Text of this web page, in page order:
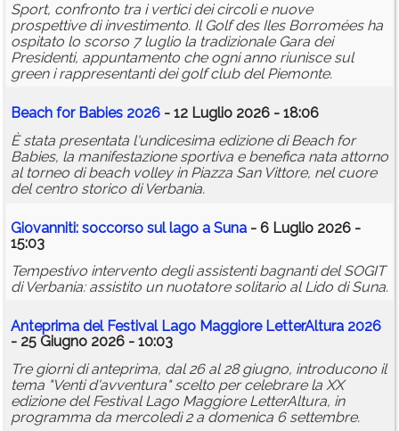
Sport, confronto tra i vertici dei circoli e nuove
prospettive di investimento. Il Golf des Iles Borromées ha
ospitato lo scorso 7 luglio la tradizionale Gara dei
Presidenti, appuntamento che ogni anno riunisce sul
green i rappresentanti dei golf club del Piemonte.
Beach for Babies 2026 - 12 Luglio 2026 - 18:06
È stata presentata l'undicesima edizione di Beach for
Babies, la manifestazione sportiva e benefica nata attorno
al torneo di beach volley in Piazza San Vittore, nel cuore
del centro storico di Verbania.
Giovanniti: soccorso sul lago a Suna - 6 Luglio 2026 -
15:03
Tempestivo intervento degli assistenti bagnanti del SOGIT
di Verbania: assistito un nuotatore solitario al Lido di Suna.
Anteprima del Festival Lago Maggiore LetterAltura 2026
- 25 Giugno 2026 - 10:03
Tre giorni di anteprima, dal 26 al 28 giugno, introducono il
tema "Venti d'avventura" scelto per celebrare la XX
edizione del Festival Lago Maggiore LetterAltura, in
programma da mercoledì 2 a domenica 6 settembre.